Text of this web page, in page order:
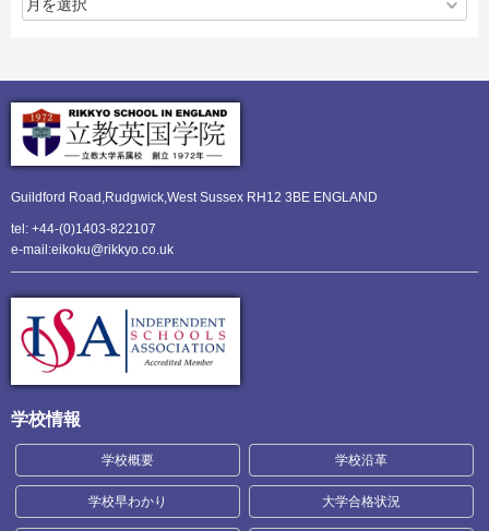
Guildford Road,Rudgwick,West Sussex RH12 3BE ENGLAND
tel: +44-(0)1403-822107
e-mail:eikoku@rikkyo.co.uk
学校情報
学校概要 学校沿革
学校早わかり 大学合格状況